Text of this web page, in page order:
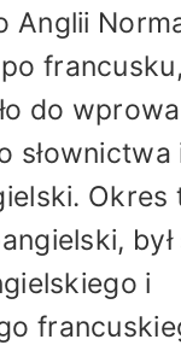
Anglii
do
słownictwa
Okres
i